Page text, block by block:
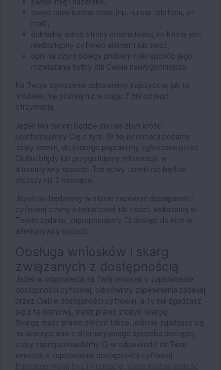
swoje dane kontaktowe (np. numer telefonu, e-
mail),
dokładny adres strony internetowej, na której jest
niedostępny cyfrowo element lub treść,
opis na czym polega problem i jaki sposób jego
rozwiązania byłby dla Ciebie najwygodniejszy.
Na Twoje zgłoszenie odpowiemy najszybciej jak to
możliwe, nie później niż w ciągu 7 dni od jego
otrzymania.
Jeżeli ten termin będzie dla nas zbyt krótki
poinformujemy Cię o tym. W tej informacji podamy
nowy termin, do którego poprawimy zgłoszone przez
Ciebie błędy lub przygotujemy informacje w
alternatywny sposób. Ten nowy termin nie będzie
dłuższy niż 2 miesiące.
Jeżeli nie będziemy w stanie zapewnić dostępności
cyfrowej strony internetowej lub treści, wskazanej w
Twoim żądaniu, zaproponujemy Ci dostęp do nich w
alternatywny sposób.
Obsługa wniosków i skarg
związanych z dostępnością
Jeżeli w odpowiedzi na Twój wniosek o zapewnienie
dostępności cyfrowej, odmówimy zapewnienia żądanej
przez Ciebie dostępności cyfrowej, a Ty nie zgadzasz
się z tą odmową, masz prawo złożyć skargę.
Skargę masz prawo złożyć także, jeśli nie zgadzasz się
na skorzystanie z alternatywnego sposobu dostępu,
który zaproponowaliśmy Ci w odpowiedzi na Twój
wniosek o zapewnienie dostępności cyfrowej.
Pomocne mogą być informacje, które można znaleźć